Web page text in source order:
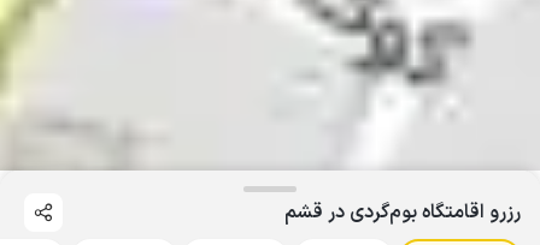
رزرو اقامتگاه بوم‌گردی در قشم